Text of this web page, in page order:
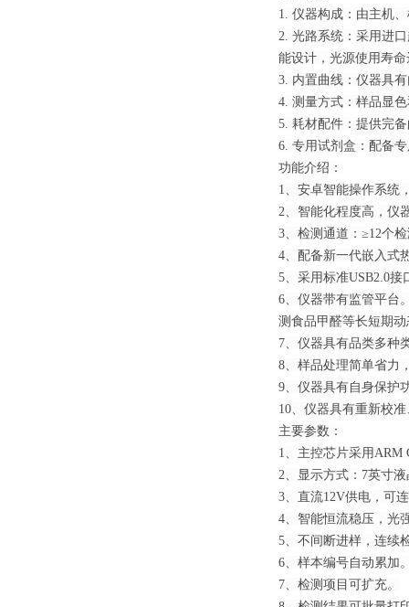
1. 仪器构成：由主机
2. 光路系统：采用进
能设计，光源使用寿
3. 内置曲线：仪器具
4. 测量方式：样品显
5. 耗材配件：提供完
6. 专用试剂盒：配备
功能介绍：
1、安卓智能操作系统
2、智能化程度高，仪
3、检测通道：≥12个
4、配备新一代嵌入式
5、采用标准USB2.0
6、仪器带有监管平台
测食品甲醛等长短期
7、仪器具有品类多种
8、样品处理简单省力
9、仪器具有自身保护
10、仪器具有重新校
主要参数：
1、主控芯片采用ARM
2、显示方式：7英寸
3、直流12V供电，可
4、智能恒流稳压，光
5、不间断进样，连续
6、样本编号自动累加
7、检测项目可扩充。